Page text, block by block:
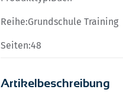
Artikelbeschreibung
Reihe:Grundschule Training
Seiten:48